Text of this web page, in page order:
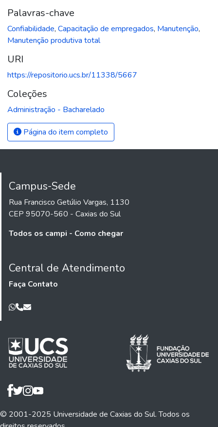
Palavras-chave
Confiabilidade, Capacitação de empregados, Manutenção,
Manutenção produtiva total
URI
https://repositorio.ucs.br/11338/5667
Coleções
Administração - Bacharelado
Página do item completo
Campus-Sede
Rua Francisco Getúlio Vargas, 1130
CEP 95070-560 - Caxias do Sul
Todos os campi - Como chegar
Central de Atendimento
Faça Contato
© 2001-2025 Universidade de Caxias do Sul. Todos os